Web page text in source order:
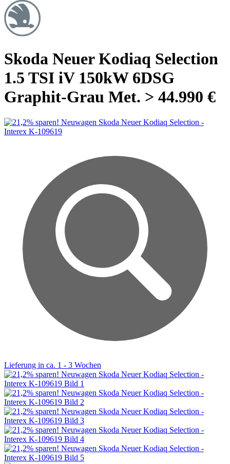
Skoda Neuer Kodiaq Selection
1.5 TSI iV 150kW 6DSG
Graphit-Grau Met. > 44.990 €
Lieferung in ca. 1 - 3 Wochen